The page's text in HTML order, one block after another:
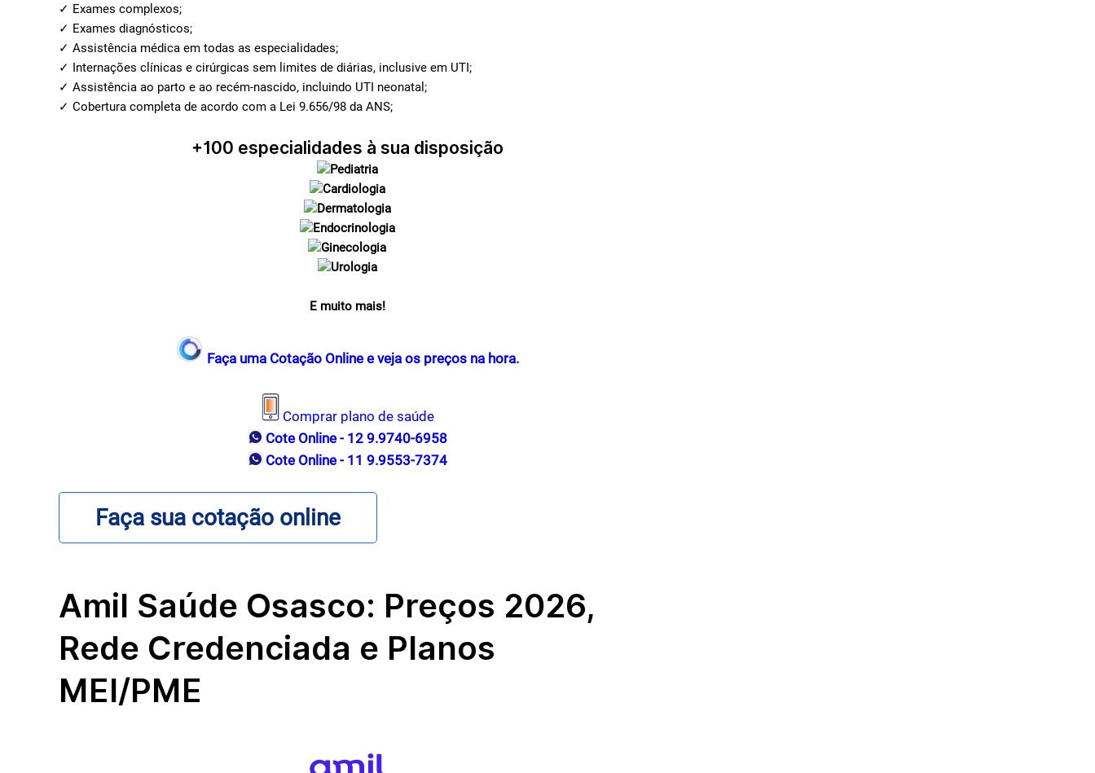
✓ Exames complexos;
✓ Exames diagnósticos;
✓ Assistência médica em todas as especialidades;
✓ Internações clínicas e cirúrgicas sem limites de diárias, inclusive em UTI;
✓ Assistência ao parto e ao recém-nascido, incluindo UTI neonatal;
✓ Cobertura completa de acordo com a Lei 9.656/98 da ANS;
+100 especialidades à sua disposição
Pediatria
Cardiologia
Dermatologia
Endocrinologia
Ginecologia
Urologia
E muito mais!
Faça uma Cotação Online e veja os preços na hora.
Comprar plano de saúde
Cote Online - 12 9.9740-6958
Cote Online - 11 9.9553-7374
Faça sua cotação online
Amil Saúde Osasco: Preços 2026,
Rede Credenciada e Planos
MEI/PME